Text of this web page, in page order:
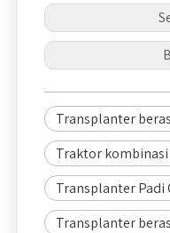
Transplanter
Traktor kombinasi
Transplanter Padi
Transplanter